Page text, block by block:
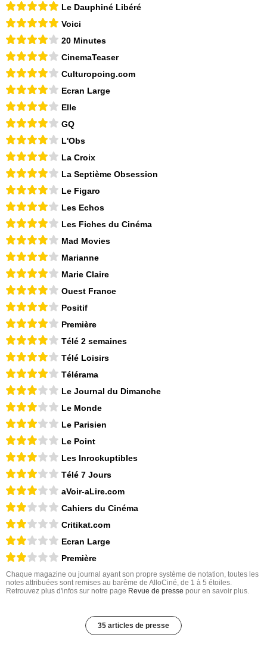
Le Dauphiné Libéré
Voici
20 Minutes
CinemaTeaser
Culturopoing.com
Ecran Large
Elle
GQ
L'Obs
La Croix
La Septième Obsession
Le Figaro
Les Echos
Les Fiches du Cinéma
Mad Movies
Marianne
Marie Claire
Ouest France
Positif
Première
Télé 2 semaines
Télé Loisirs
Télérama
Le Journal du Dimanche
Le Monde
Le Parisien
Le Point
Les Inrockuptibles
Télé 7 Jours
aVoir-aLire.com
Cahiers du Cinéma
Critikat.com
Ecran Large
Première
Chaque magazine ou journal ayant son propre système de notation, toutes les
notes attribuées sont remises au barême de AlloCiné, de 1 à 5 étoiles.
Retrouvez plus d'infos sur notre page Revue de presse pour en savoir plus.
35 articles de presse